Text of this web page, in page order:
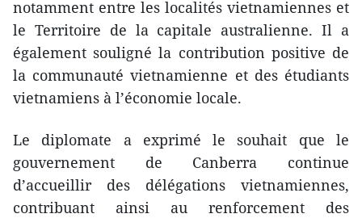
notamment entre les localités vietnamiennes et
le Territoire de la capitale australienne. Il a
également souligné la contribution positive de
la communauté vietnamienne et des étudiants
vietnamiens à l’économie locale.
Le diplomate a exprimé le souhait que le
gouvernement de Canberra continue
d’accueillir des délégations vietnamiennes,
contribuant ainsi au renforcement des